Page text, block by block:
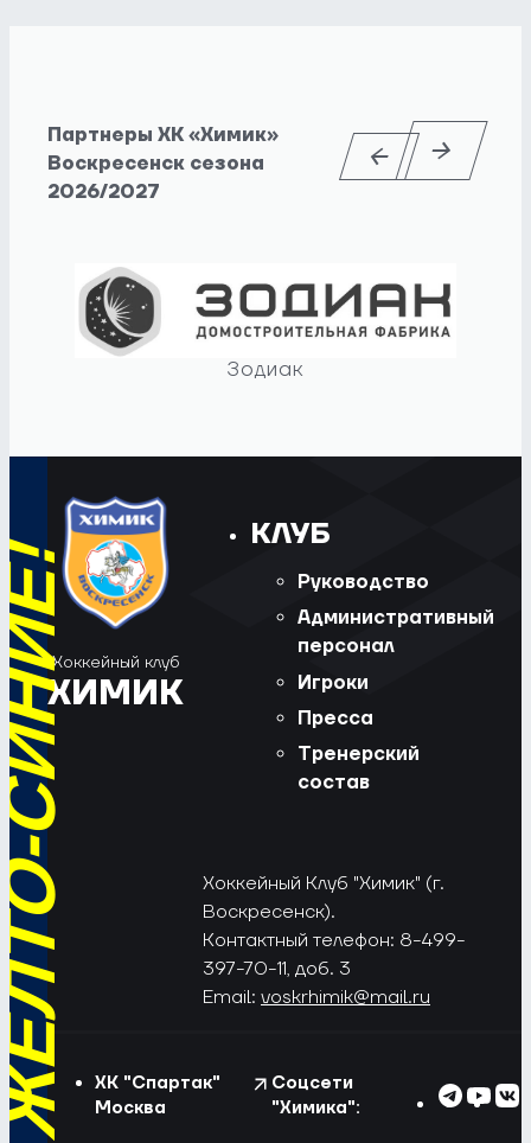
Партнеры ХК «Химик»
Воскресенск сезона
2026/2027
Зодиак
Хоккейный клуб
ХИМИК
КЛУБ
Руководство
Административный
персонал
Игроки
Пресса
Тренерский
состав
Хоккейный Клуб "Химик" (г.
Воскресенск).
Контактный телефон: 8-499-
397-70-11, доб. 3
Email: voskrhimik@mail.ru
ХК "Спартак"
Москва
Соцсети
"Химика":